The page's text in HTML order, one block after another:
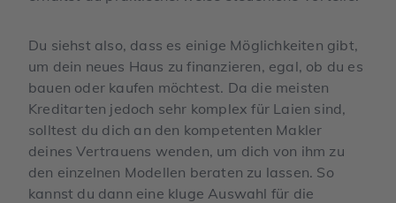
Du siehst also, dass es einige Möglichkeiten gibt,
um dein neues Haus zu finanzieren, egal, ob du es
bauen oder kaufen möchtest. Da die meisten
Kreditarten jedoch sehr komplex für Laien sind,
solltest du dich an den kompetenten Makler
deines Vertrauens wenden, um dich von ihm zu
den einzelnen Modellen beraten zu lassen. So
kannst du dann eine kluge Auswahl für die